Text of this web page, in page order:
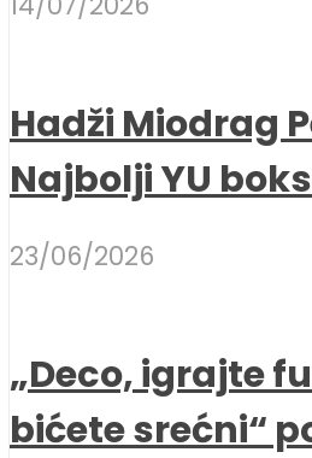
Hadži Miodrag
Najbolji YU
23/06/2026
„Deco, igrajte
bićete srećni“